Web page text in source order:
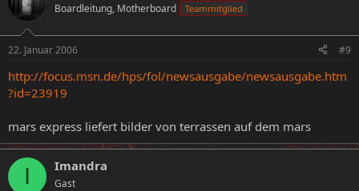
Boardleitung, Motherboard Teammitglied
22. Januar 2006 #9
http://focus.msn.de/hps/fol/newsausgabe/newsausgabe.htm
?id=23919
mars express liefert bilder von terrassen auf dem mars
I Imandra
Gast